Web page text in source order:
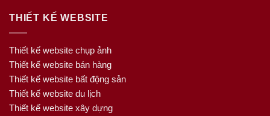
THIẾT KẾ WEBSITE
Thiết kế website chụp ảnh
Thiết kế website bán hàng
Thiết kế website bất động sản
Thiết kế website du lịch
Thiết kế website xây dựng